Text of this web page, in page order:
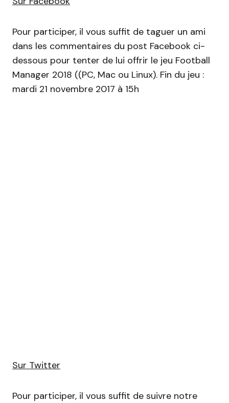
Pour participer, il vous suffit de taguer un ami
dans les commentaires du post Facebook ci-
dessous pour tenter de lui offrir le jeu Football
Manager 2018 ((PC, Mac ou Linux). Fin du jeu :
mardi 21 novembre 2017 à 15h
Sur Twitter
Pour participer, il vous suffit de suivre notre